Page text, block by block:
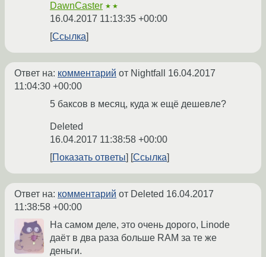
DawnCaster ★★
16.04.2017 11:13:35 +00:00
Ссылка
Ответ на: комментарий от Nightfall 16.04.2017
11:04:30 +00:00
5 баксов в месяц, куда ж ещё дешевле?
Deleted
16.04.2017 11:38:58 +00:00
Показать ответы
Ссылка
Ответ на: комментарий от Deleted 16.04.2017
11:38:58 +00:00
На самом деле, это очень дорого, Linode
даёт в два раза больше RAM за те же
деньги.